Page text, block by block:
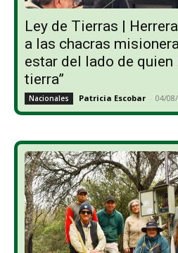
Ley de Tierras |
a las chacras
estar del lado de quien
tierra”
Nacionales Patricia Escobar - 04/